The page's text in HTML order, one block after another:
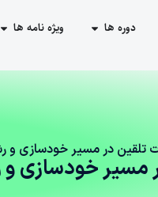
دوره ها ویژه نامه ها
تلقین در مسیر خودسازی و
مسیر خودسازی و